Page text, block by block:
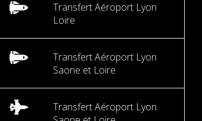
Transfert Aéroport Lyon
Loire
Transfert Aéroport Lyon
Saone et Loire
Transfert Aéroport Lyon